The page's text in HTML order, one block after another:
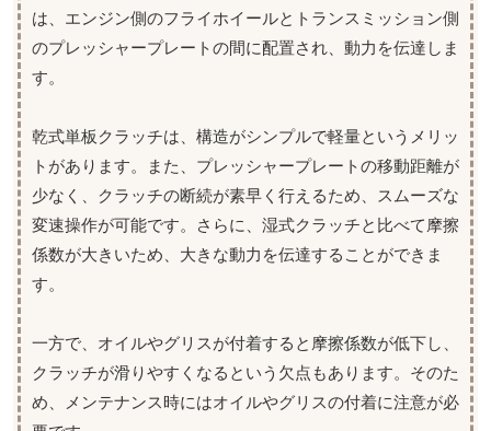
は、エンジン側のフライホイールとトランスミッション側
のプレッシャープレートの間に配置され、動力を伝達しま
す。
乾式単板クラッチは、構造がシンプルで軽量というメリッ
トがあります。また、プレッシャープレートの移動距離が
少なく、クラッチの断続が素早く行えるため、スムーズな
変速操作が可能です。さらに、湿式クラッチと比べて摩擦
係数が大きいため、大きな動力を伝達することができま
す。
一方で、オイルやグリスが付着すると摩擦係数が低下し、
クラッチが滑りやすくなるという欠点もあります。そのた
め、メンテナンス時にはオイルやグリスの付着に注意が必